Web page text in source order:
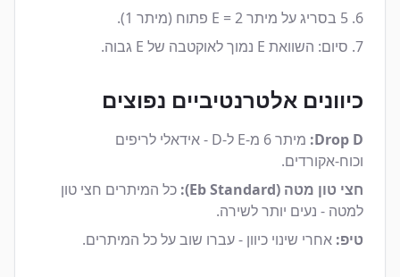
5 בסריג על מיתר 2 = E פתוח (מיתר 1).
סיום: השוואת E נמוך לאוקטבה של E גבוה.
כיוונים אלטרנטיביים נפוצים
Drop D:
מיתר 6 מ-E ל-D - אידאלי לריפים
וכוח-אקורדים.
חצי טון מטה (Eb Standard):
כל המיתרים חצי טון
למטה - נעים יותר לשירה.
טיפ: אחרי שינוי כיוון - עברו שוב על כל המיתרים.